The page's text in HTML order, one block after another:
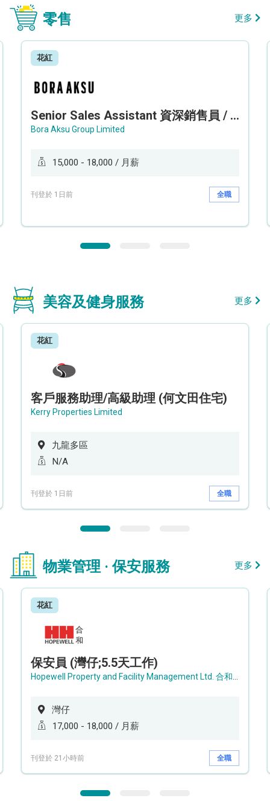
零售 更多
花紅
Senior Sales Assistant 資深銷售員 / Sales Assistant 銷售員
Bora Aksu Group Limited
15,000 - 18,000 / 月薪
刊登於 1日前 全職
美容及健身服務 更多
花紅
客戶服務助理/高級助理 (何文田住宅)
Kerry Properties Limited
九龍多區
N/A
刊登於 1日前 全職
物業管理 · 保安服務 更多
花紅
保安員 (灣仔;5.5天工作)
灣仔
17,000 - 18,000 / 月薪
刊登於 21小時前 全職